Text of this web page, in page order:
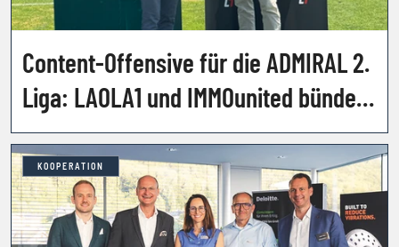
Content-Offensive für die ADMIRAL 2.
Liga: LAOLA1 und IMMOunited bündeln
ihre Kräfte
KOOPERATION